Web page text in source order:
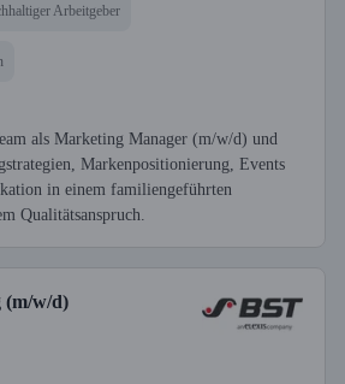
Arbeitgeber
als Marketing Manager (m/w/d) und
Markenpositionierung, Events
in einem familiengeführten
Qualitätsanspruch.
(m/w/d)